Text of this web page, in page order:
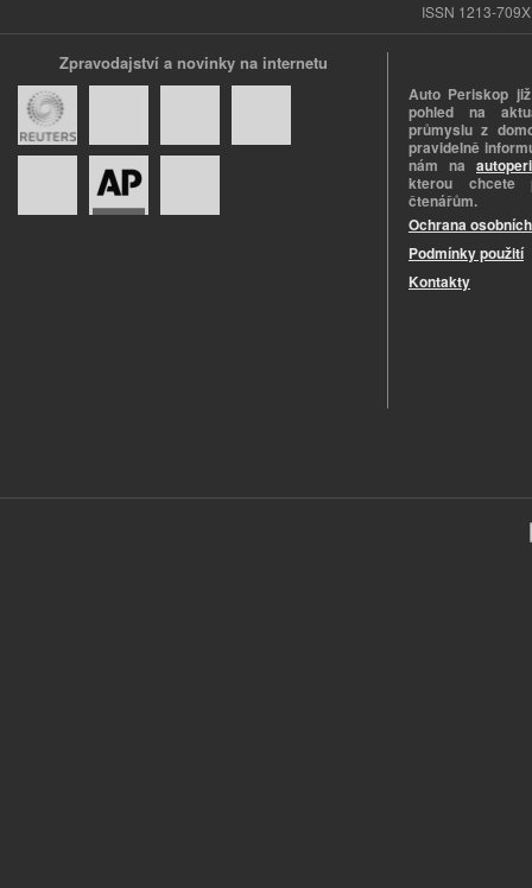
ISSN 1213-
Zpravodajství a novinky na internetu
Auto Periskop
pohled na
průmyslu z
pravidelně
nám na
kterou chcete
čtenářům.
Ochrana
Podmínky použití
Kontakty